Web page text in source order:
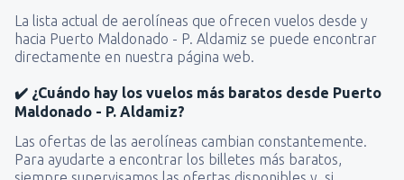
La lista actual de aerolíneas que ofrecen vuelos desde y
hacia Puerto Maldonado - P. Aldamiz se puede encontrar
directamente en nuestra página web.
✔️ ¿Cuándo hay los vuelos más baratos desde Puerto
Maldonado - P. Aldamiz?
Las ofertas de las aerolíneas cambian constantemente.
Para ayudarte a encontrar los billetes más baratos,